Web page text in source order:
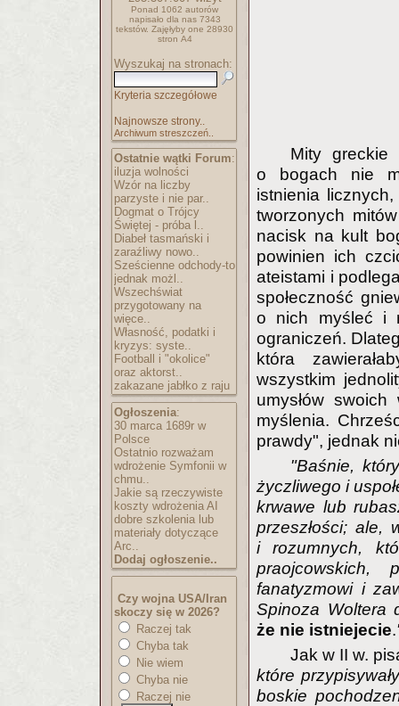
Ponad 1062 autorów
napisało dla nas 7343
tekstów. Zajęłyby one 28930
stron A4
Wyszukaj na stronach:
Kryteria szczegółowe
Najnowsze strony..
Archiwum streszczeń..
Ostatnie wątki Forum:
iluzja wolności
Wzór na liczby
parzyste i nie par..
Dogmat o Trójcy
Świętej - próba l..
Diabeł tasmański i
zaraźliwy nowo..
Sześcienne odchody-to
jednak możl..
Wszechświat
przygotowany na
więce..
Własność, podatki i
kryzys: syste..
Football i "okolice"
oraz aktorst..
zakazane jabłko z raju
Ogłoszenia:
30 marca 1689r w
Polsce
Ostatnio rozważam
wdrożenie Symfonii w
chmu..
Jakie są rzeczywiste
koszty wdrożenia AI
dobre szkolenia lub
materiały dotyczące
Arc..
Dodaj ogłoszenie..
Czy wojna USA/Iran
skoczy się w 2026?
Raczej tak
Chyba tak
Nie wiem
Chyba nie
Raczej nie
Mity greckie
o bogach nie
istnienia
tworzonych
nacisk na kult
powinien ich
ateistami i
społeczność
o nich myśleć i
ograniczeń.
która
wszystkim
umysłów
myślenia.
prawdy", jednak
"Baśnie,
życzliwego i
krwawe lub
przeszłości; ale,
i rozumnych,
praojcowskich,
fanatyzmowi i
Spinoza Woltera
że nie istniejecie.
Jak w II w.
które
boskie